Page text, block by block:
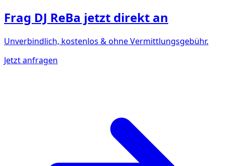
Frag DJ ReBa jetzt direkt an
Unverbindlich, kostenlos & ohne Vermittlungsgebühr.
Jetzt anfragen